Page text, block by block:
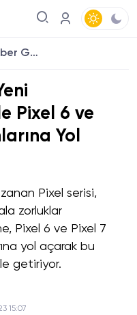
Kötü Haber Geldi: Yeni Güncelleme, Google Pixel 6 ve 7’de Batarya Sorunlarına Yol Açıyor!
Pixel 6 ve
Yol
Pixel serisi,
zorluklar
Pixel 6 ve Pixel 7
yol açarak bu
getiriyor.
15:07